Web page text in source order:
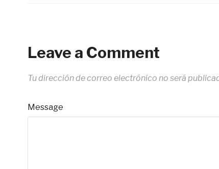
Leave a Comment
Tu dirección de correo electrónico no será
Message